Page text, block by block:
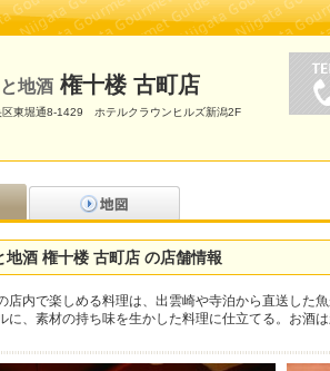
地酒 権十楼 古町店
区東堀通8-1429 ホテルクラウンヒルズ新潟2F
地酒 権十楼 古町店 の店舗情報
店内で楽しめる料理は、出雲崎や寺泊から直送した
に、素材の持ち味を生かした料理に仕立てる。お酒